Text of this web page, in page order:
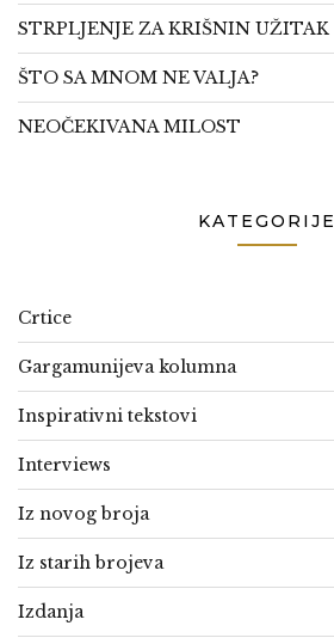
STRPLJENJE ZA KRIŠNIN UŽITAK
ŠTO SA MNOM NE VALJA?
NEOČEKIVANA MILOST
KATEGORIJE
Crtice
Gargamunijeva kolumna
Inspirativni tekstovi
Interviews
Iz novog broja
Iz starih brojeva
Izdanja